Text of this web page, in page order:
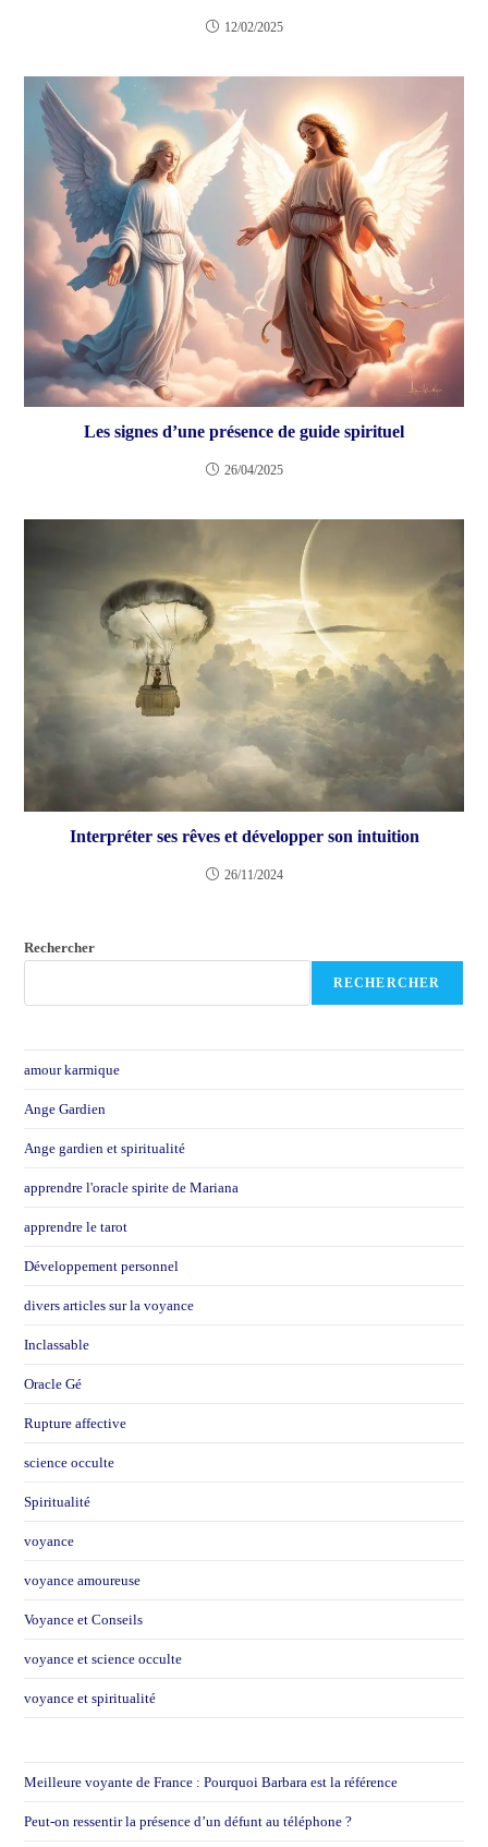
12/02/2025
Les signes d’une présence de guide spirituel
26/04/2025
Interpréter ses rêves et développer son intuition
26/11/2024
Rechercher
RECHERCHER
amour karmique
Ange Gardien
Ange gardien et spiritualité
apprendre l'oracle spirite de Mariana
apprendre le tarot
Développement personnel
divers articles sur la voyance
Inclassable
Oracle Gé
Rupture affective
science occulte
Spiritualité
voyance
voyance amoureuse
Voyance et Conseils
voyance et science occulte
voyance et spiritualité
Meilleure voyante de France : Pourquoi Barbara est la référence
Peut-on ressentir la présence d’un défunt au téléphone ?